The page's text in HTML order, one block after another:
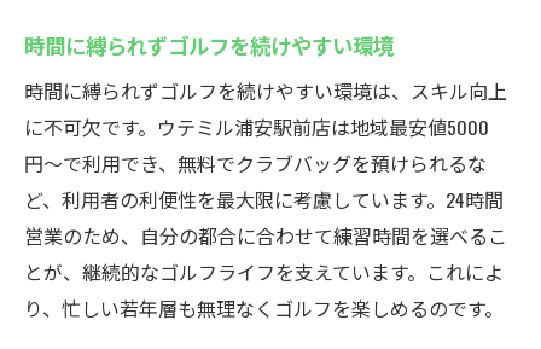
時間に縛られずゴルフを続けやすい環境
時間に縛られずゴルフを続けやすい環境は、スキル向上
に不可欠です。ウテミル浦安駅前店は地域最安値5000
円〜で利用でき、無料でクラブバッグを預けられるな
ど、利用者の利便性を最大限に考慮しています。24時間
営業のため、自分の都合に合わせて練習時間を選べるこ
とが、継続的なゴルフライフを支えています。これによ
り、忙しい若年層も無理なくゴルフを楽しめるのです。